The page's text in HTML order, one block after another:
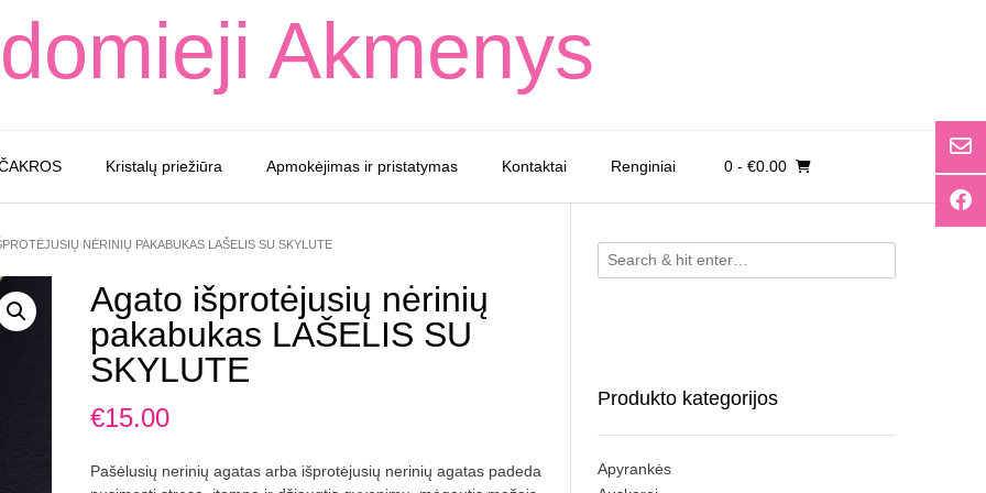
Akmenys
Kristalų priežiūra Apmokėjimas ir pristatymas Kontaktai Renginiai 0- €0.00
NĖRINIŲ PAKABUKAS LAŠELIS SU SKYLUTE
Agato išprotėjusių nėrinių
pakabukas LAŠELIS SU
SKYLUTE
€15.00
Pašėlusių nerinių agatas arba išprotėjusių nerinių agatas padeda
Produkto kategorijos
Apyrankės